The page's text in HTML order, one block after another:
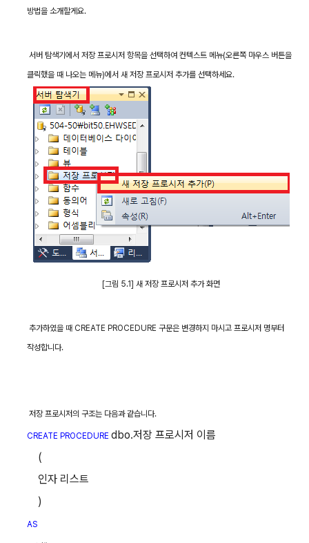
방법을 소개할게요.
서버 탐색기에서 저장 프로시저 항목을 선택하여 컨텍스트 메뉴(오른쪽 마우스 버튼을
클릭했을 때 나오는 메뉴)에서 새 저장 프로시저 추가를 선택하세요.
[그림 5.1]새 저장 프로시저 추가 화면
추가하였을 때 CREATE PROCEDURE구문은 변경하지 마시고 프로시저 명부터
작성합니다.
저장 프로시저의 구조는 다음과 같습니다.
CREATE PROCEDUREdbo.저장 프로시저 이름
(
인자 리스트
)
AS